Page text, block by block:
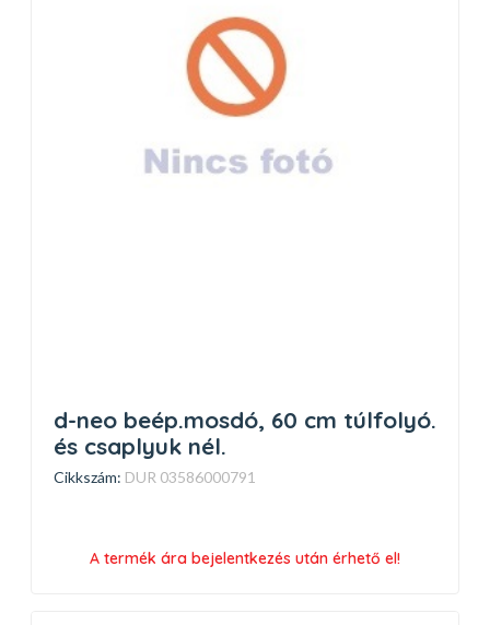
d-neo beép.mosdó, 60 cm túlfolyó.
és csaplyuk nél.
Cikkszám: DUR 03586000791
A termék ára bejelentkezés után érhető el!